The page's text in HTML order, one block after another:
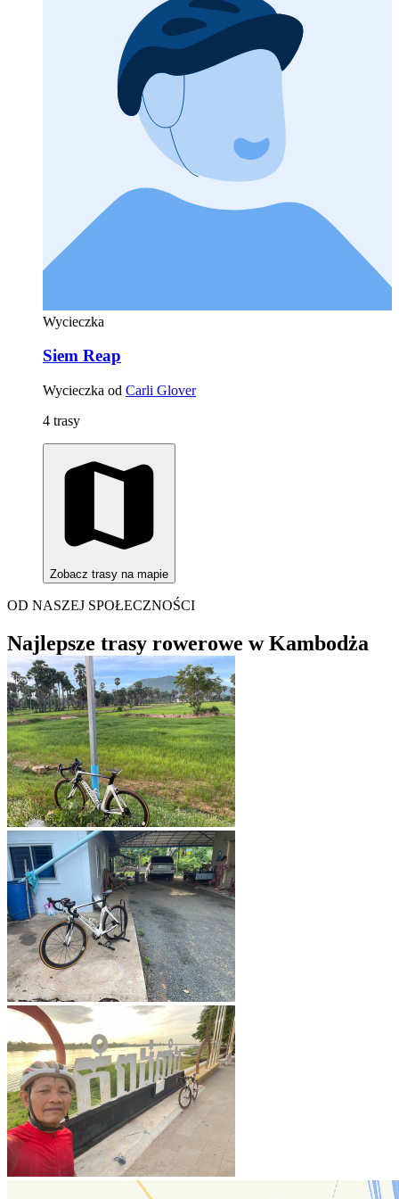
Wycieczka
Siem Reap
Wycieczka od Carli Glover
4 trasy
Zobacz trasy na mapie
OD NASZEJ SPOŁECZNOŚCI
Najlepsze trasy rowerowe w Kambodża